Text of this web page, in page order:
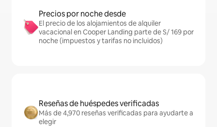
Precios por noche desde
El precio de los alojamientos de alquiler
vacacional en Cooper Landing parte de S/ 169 por
noche (impuestos y tarifas no incluidos)
Reseñas de huéspedes verificadas
Más de 4,970 reseñas verificadas para ayudarte a
elegir